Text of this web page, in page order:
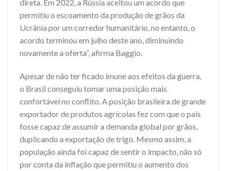
direta. Em 2022, a Rússia aceitou um acordo que
permitiu o escoamento da produção de grãos da
Ucrânia por um corredor humanitário, no entanto, o
acordo terminou em julho deste ano, diminuindo
novamente a oferta”, afirma Baggio.
Apesar de não ter ficado imune aos efeitos da guerra,
o Brasil conseguiu tomar uma posição mais
confortável no conflito. A posição brasileira de grande
exportador de produtos agrícolas fez com que o país
fosse capaz de assumir a demanda global por grãos,
duplicando a exportação de trigo. Mesmo assim, a
população ainda foi capaz de sentir o impacto, não só
por conta da inflação que permitiu o aumento dos